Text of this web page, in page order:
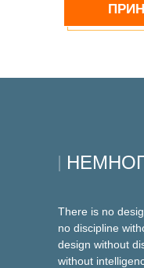
There is no
no discipline
design without
without